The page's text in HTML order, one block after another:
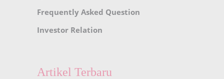
Frequently Asked Question
Investor Relation
Artikel Terbaru